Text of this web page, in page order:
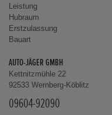
Leistung
Hubraum
Erstzulassung
Bauart
AUTO-JÄGER GMBH
Kettnitzmühle 22
92533 Wernberg-Köblitz
09604-92090